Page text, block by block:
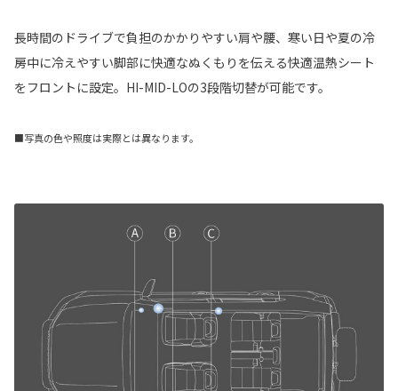
長時間のドライブで負担のかかりやすい肩や腰、寒い日や夏の冷
房中に冷えやすい脚部に快適なぬくもりを伝える快適温熱シート
をフロントに設定。HI-MID-LOの3段階切替が可能です。
■写真の色や照度は実際とは異なります。